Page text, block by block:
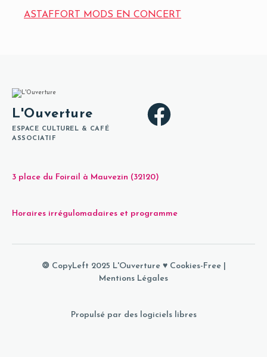
ASTAFFORT MODS EN CONCERT
L'Ouverture
ESPACE CULTUREL & CAFÉ
ASSOCIATIF
3 place du Foirail à Mauvezin (32120)
Horaires irrégulomadaires et programme
🄯 CopyLeft 2025 L'Ouverture ♥ Cookies-Free|
Mentions Légales
Propulsé par des logiciels libres